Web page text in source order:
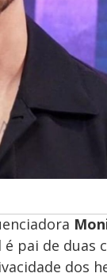
pai de duas
dos